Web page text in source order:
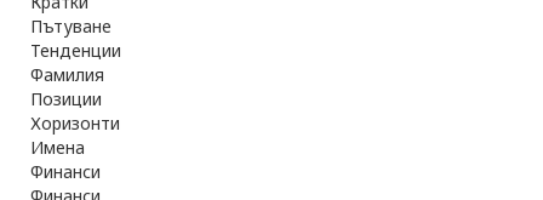
Пътуване
Тенденции
Фамилия
Позиции
Хоризонти
Имена
Финанси